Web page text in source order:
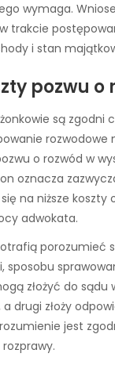
wymaga.
trakcie
i stan
pozwu
są zgodni
o rozwód w
oznacza
na niższe
adwokata.
porozumieć
sposobu
złożyć do sądu
a drugi złoży
jest